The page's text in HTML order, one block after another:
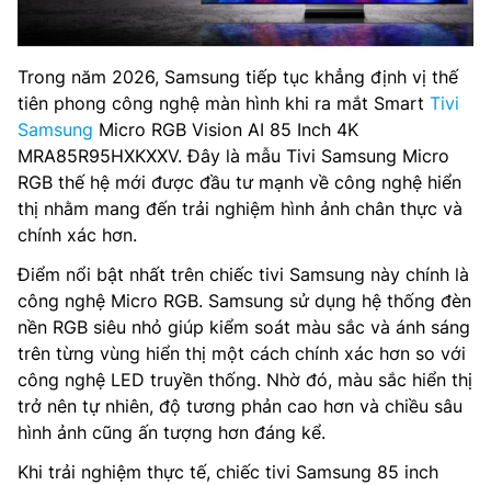
Trong năm 2026, Samsung tiếp tục khẳng định vị thế
tiên phong công nghệ màn hình khi ra mắt Smart Tivi
Samsung Micro RGB Vision AI 85 Inch 4K
MRA85R95HXKXXV. Đây là mẫu Tivi Samsung Micro
RGB thế hệ mới được đầu tư mạnh về công nghệ hiển
thị nhằm mang đến trải nghiệm hình ảnh chân thực và
chính xác hơn.
Điểm nổi bật nhất trên chiếc tivi Samsung này chính là
công nghệ Micro RGB. Samsung sử dụng hệ thống đèn
nền RGB siêu nhỏ giúp kiểm soát màu sắc và ánh sáng
trên từng vùng hiển thị một cách chính xác hơn so với
công nghệ LED truyền thống. Nhờ đó, màu sắc hiển thị
trở nên tự nhiên, độ tương phản cao hơn và chiều sâu
hình ảnh cũng ấn tượng hơn đáng kể.
Khi trải nghiệm thực tế, chiếc tivi Samsung 85 inch